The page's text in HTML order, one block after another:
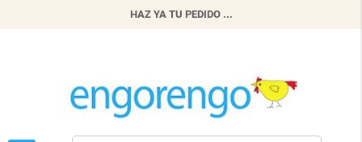
HAZ YA TU PEDIDO ...